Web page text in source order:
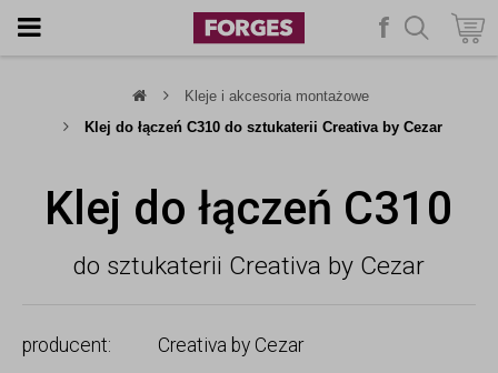
f szukaj
Kleje i akcesoria montażowe
Klej do łączeń C310 do sztukaterii Creativa by Cezar
do sztukaterii Creativa by Cezar
Klej do łączeń C310
producent:
Creativa by Cezar